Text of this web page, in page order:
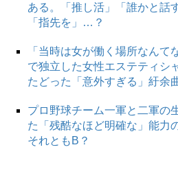
ある。「推し活」「誰かと話
「指先を」…？
「当時は女が働く場所なんて
で独立した女性エステティシ
たどった「意外すぎる」紆余
プロ野球チーム一軍と二軍の
た「残酷なほど明確な」能力
それともB？